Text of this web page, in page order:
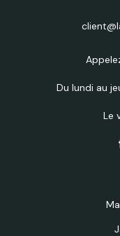
Du lundi au
Le